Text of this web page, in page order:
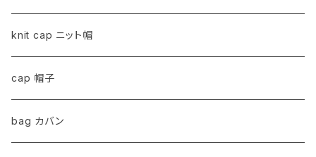
knit cap ニット帽
cap 帽子
bag カバン